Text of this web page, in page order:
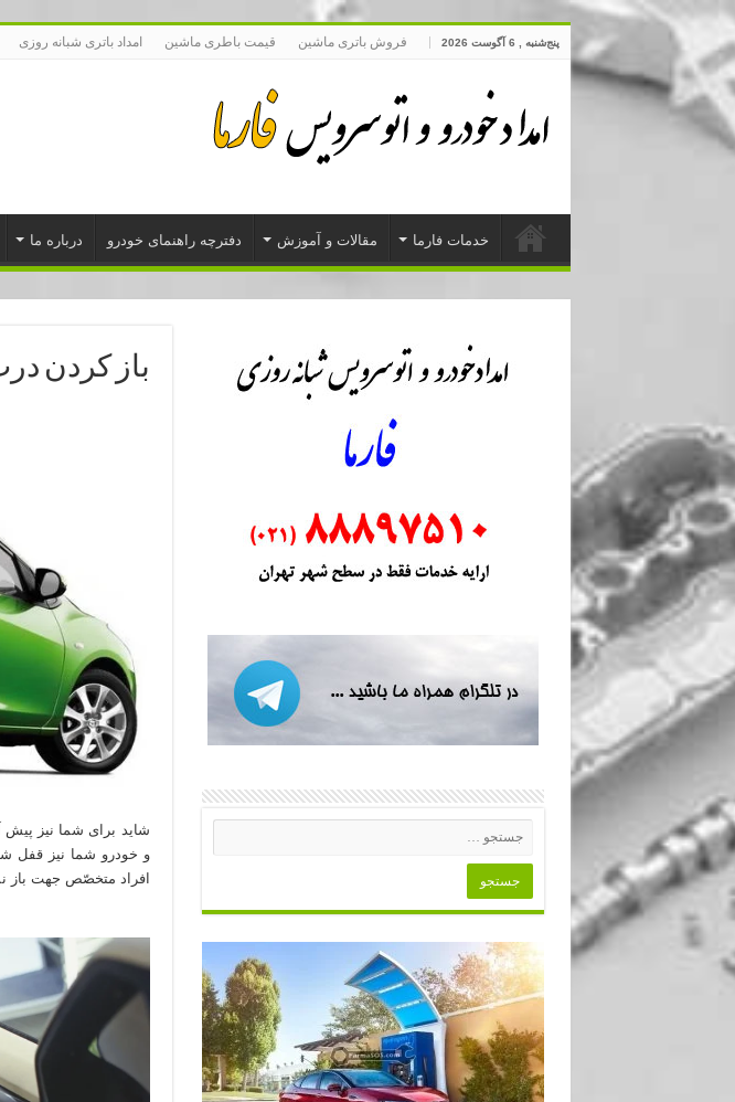
پنج‌شنبه , 6 آگوست 2026 فروش باتری ماشین قیمت باطری ماشین امداد باتری شبانه روزی
خدمات فارما مقالات و آموزش دفترچه راهنمای خودرو درباره ما
باز کردن
شاید برای شما نیز پیش
و خودرو شما نیز قفل
افراد متخصّص جهت باز